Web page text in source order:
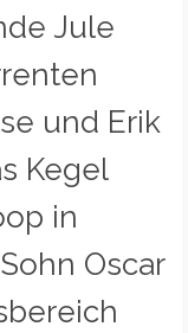
Jule
und Erik
Kegel
in
Oscar